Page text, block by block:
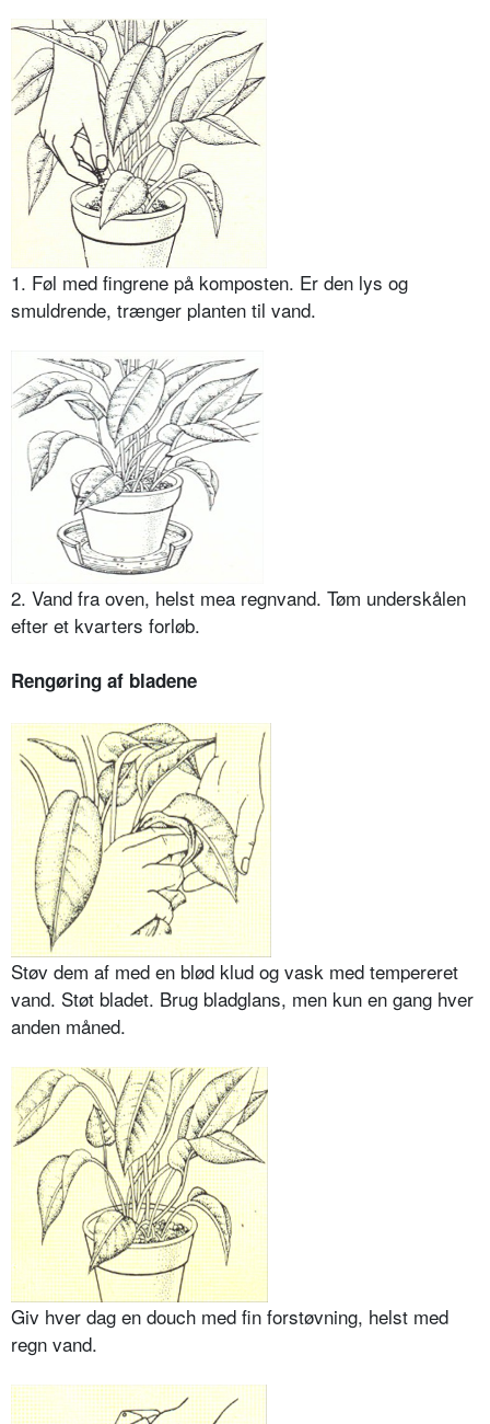
1. Føl med fingrene på komposten. Er den lys og
smuldren­de, trænger planten til vand.
2. Vand fra oven, helst mea regnvand. Tøm underskålen
efter et kvarters forløb.
Rengøring af bladene
Støv dem af med en blød klud og vask med tempereret
vand. Støt bladet. Brug bladglans, men kun en gang hver
anden måned.
Giv hver dag en douch med fin forstøvning, helst med
regn vand.